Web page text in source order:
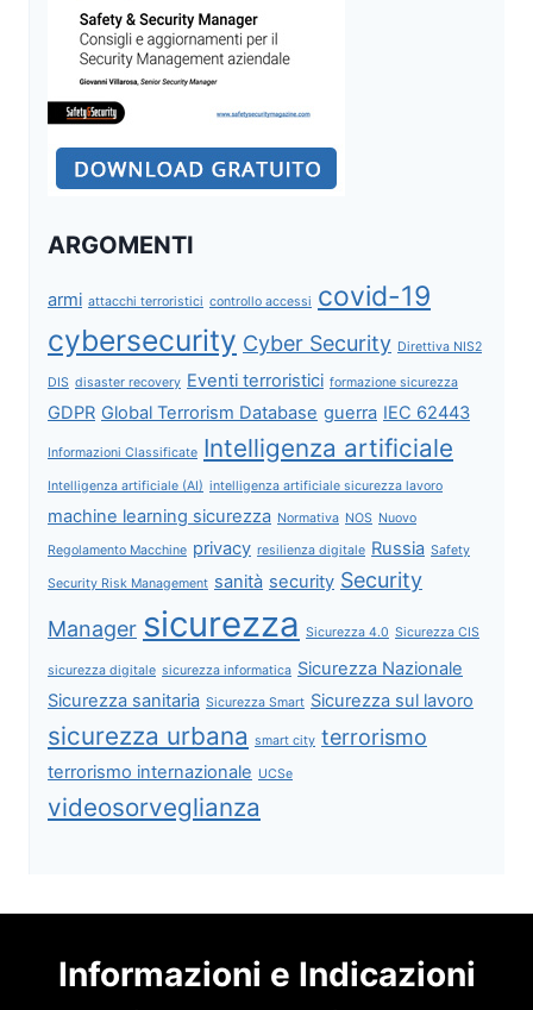
ARGOMENTI
armi attacchi terroristici controllo accessi covid-19
cybersecurity Cyber Security Direttiva NIS2
DIS disaster recovery Eventi terroristici formazione sicurezza
GDPR Global Terrorism Database guerra IEC 62443
Informazioni Classificate Intelligenza artificiale
Intelligenza artificiale (AI) intelligenza artificiale sicurezza lavoro
machine learning sicurezza Normativa NOS Nuovo
Regolamento Macchine privacy resilienza digitale Russia Safety
Security Risk Management sanità security Security
Manager sicurezza Sicurezza 4.0 Sicurezza CIS
sicurezza digitale sicurezza informatica Sicurezza Nazionale
Sicurezza sanitaria Sicurezza Smart Sicurezza sul lavoro
sicurezza urbana smart city terrorismo
terrorismo internazionale UCSe
videosorveglianza
Informazioni e Indicazioni